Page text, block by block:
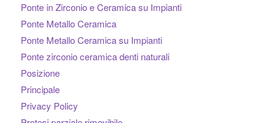
Ponte in Zirconio e Ceramica su Impianti
Ponte Metallo Ceramica
Ponte Metallo Ceramica su Impianti
Ponte zirconio ceramica denti naturali
Posizione
Principale
Privacy Policy